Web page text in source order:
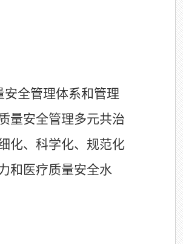
全管理体系和管理
量安全管理多元共治
化、科学化、规范化
和医疗质量安全水